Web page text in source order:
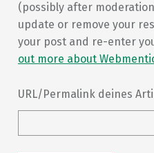
(possibly after
update or remove your
your post and re-enter
out more about
URL/Permalink deines